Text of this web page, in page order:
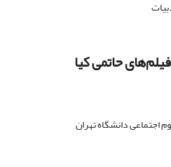
حاتمی کیا
اجتماعی دانشگاه تهران